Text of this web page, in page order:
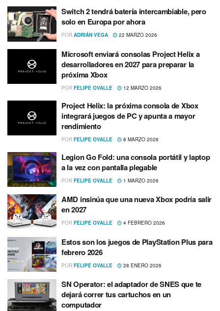
Switch 2 tendrá batería intercambiable, pero
solo en Europa por ahora
POR ADRIÁN VEGA 22 MARZO 2026
Microsoft enviará consolas Project Helix a
desarrolladores en 2027 para preparar la
próxima Xbox
POR FELIPE OVALLE 12 MARZO 2026
Project Helix: la próxima consola de Xbox
integrará juegos de PC y apunta a mayor
rendimiento
POR FELIPE OVALLE 8 MARZO 2026
Legion Go Fold: una consola portátil y laptop
a la vez con pantalla plegable
POR FELIPE OVALLE 1 MARZO 2026
AMD insinúa que una nueva Xbox podría salir
en 2027
POR FELIPE OVALLE 4 FEBRERO 2026
Estos son los juegos de PlayStation Plus para
febrero 2026
POR FELIPE OVALLE 28 ENERO 2026
SN Operator: el adaptador de SNES que te
dejará correr tus cartuchos en un
computador